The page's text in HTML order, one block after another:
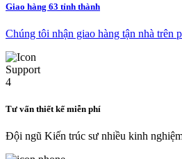
Giao hàng 63 tỉnh thành
Chúng tôi nhận giao hàng tận nhà trên
Tư vấn thiết kế miễn phí
Đội ngũ Kiến trúc sư nhiều kinh